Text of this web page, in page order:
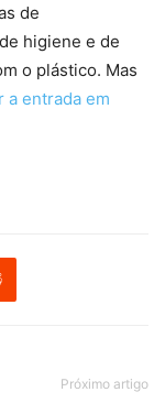
de
higiene e de
o plástico. Mas
a entrada em
Próximo artigo